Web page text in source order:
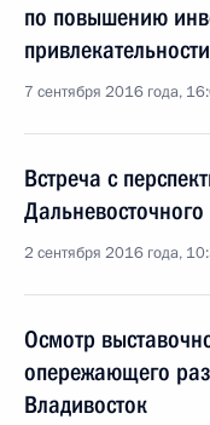
по повышению
7 сентября 2016 года,
Встреча с
2 сентября 2016 года,
Осмотр
опережающего
Владивосток